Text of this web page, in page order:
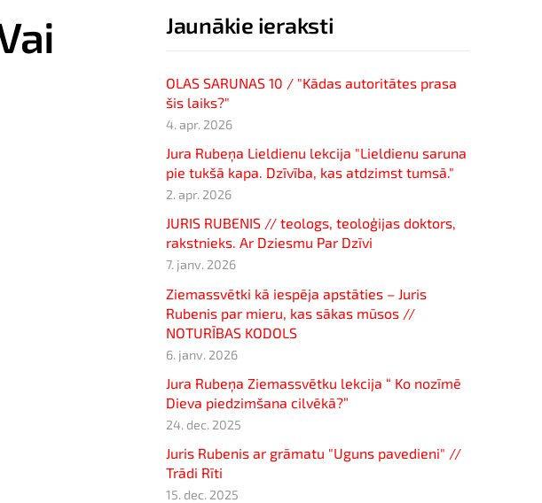
Jaunākie ieraksti
OLAS SARUNAS 10 / "Kādas autoritātes prasa
šis laiks?"
4. apr. 2026
Jura Rubeņa Lieldienu lekcija "Lieldienu saruna
pie tukšā kapa. Dzīvība, kas atdzimst tumsā."
2. apr. 2026
JURIS RUBENIS // teologs, teoloģijas doktors,
rakstnieks. Ar Dziesmu Par Dzīvi
7. janv. 2026
Ziemassvētki kā iespēja apstāties – Juris
Rubenis par mieru, kas sākas mūsos //
NOTURĪBAS KODOLS
6. janv. 2026
Jura Rubeņa Ziemassvētku lekcija “ Ko nozīmē
Dieva piedzimšana cilvēkā?”
24. dec. 2025
Juris Rubenis ar grāmatu "Uguns pavedieni" //
Trādi Rīti
15. dec. 2025